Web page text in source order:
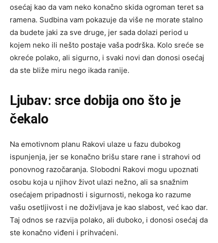
osećaj kao da vam neko konačno skida ogroman teret sa
ramena. Sudbina vam pokazuje da više ne morate stalno
da budete jaki za sve druge, jer sada dolazi period u
kojem neko ili nešto postaje vaša podrška. Kolo sreće se
okreće polako, ali sigurno, i svaki novi dan donosi osećaj
da ste bliže miru nego ikada ranije.
Ljubav: srce dobija ono što je
čekalo
Na emotivnom planu Rakovi ulaze u fazu dubokog
ispunjenja, jer se konačno brišu stare rane i strahovi od
ponovnog razočaranja. Slobodni Rakovi mogu upoznati
osobu koja u njihov život ulazi nežno, ali sa snažnim
osećajem pripadnosti i sigurnosti, nekoga ko razume
vašu osetljivost i ne doživljava je kao slabost, već kao dar.
Taj odnos se razvija polako, ali duboko, i donosi osećaj da
ste konačno viđeni i prihvaćeni.